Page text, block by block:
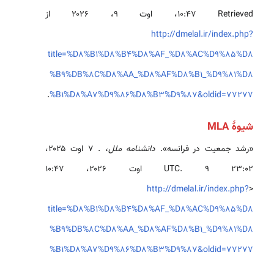
Retrieved ‏۱۰:۴۷، اوت ۹، ۲۰۲۶ از
http://dmelal.ir/index.php?
title=%D8%B1%D8%B4%D8%AF_%D8%AC%D9%85%D8
%B9%DB%8C%D8%AA_%D8%AF%D8%B1_%D9%81%D8
%B1%D8%A7%D9%86%D8%B3%D9%87&oldid=77277
.
شیوهٔ MLA
«رشد جمعیت در فرانسه». دانشنامه ملل،
. ۷ اوت ۲۰۲۵،
‏۲۳:۰۲ UTC. ۹ اوت ۲۰۲۶، ‏۱۰:۴۷
<
http://dmelal.ir/index.php?
title=%D8%B1%D8%B4%D8%AF_%D8%AC%D9%85%D8
%B9%DB%8C%D8%AA_%D8%AF%D8%B1_%D9%81%D8
%B1%D8%A7%D9%86%D8%B3%D9%87&oldid=77277